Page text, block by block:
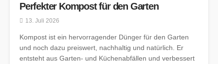
Perfekter Kompost für den Garten
13. Juli 2026
Kompost ist ein hervorragender Dünger für den Garten
und noch dazu preiswert, nachhaltig und natürlich. Er
entsteht aus Garten- und Küchenabfällen und verbessert